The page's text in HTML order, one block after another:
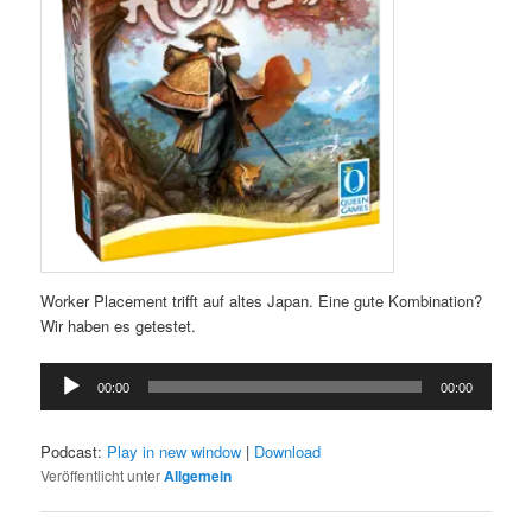
Worker Placement trifft auf altes Japan. Eine gute Kombination?
Wir haben es getestet.
Audio-
Player
00:00 00:00
Podcast: Play in new window | Download
Veröffentlicht unterAllgemein